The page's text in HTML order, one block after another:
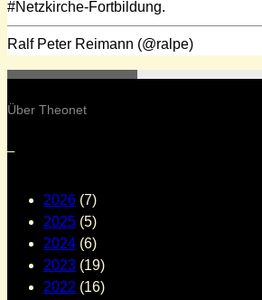
#Netzkirche-Fortbildung.
Ralf Peter Reimann (@ralpe)
Über Theonet
–
2026 (7)
2025 (5)
2024 (6)
2023 (19)
2022 (16)